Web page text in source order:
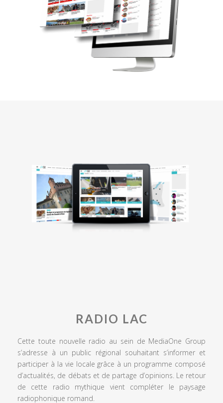
RADIO LAC
Cette toute nouvelle radio au sein de MediaOne Group
s’adresse à un public régional souhaitant s’informer et
participer à la vie locale grâce à un programme composé
d’actualités, de débats et de partage d’opinions. Le retour
de cette radio mythique vient compléter le paysage
radiophonique romand.